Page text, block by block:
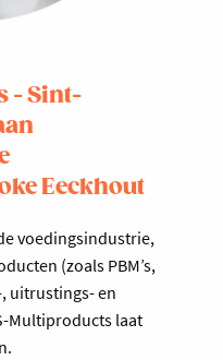
- Sint-
Eeckhout
voedingsindustrie,
(zoals PBM’s,
uitrustings- en
Multiproducts laat